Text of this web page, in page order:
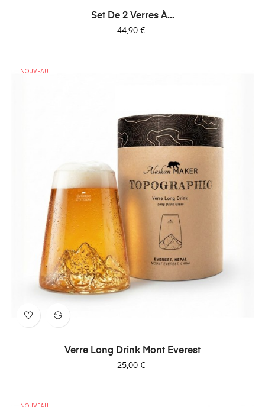
Set De 2 Verres À...
Prix
44,90 €
NOUVEAU
Verre Long Drink Mont Everest
Prix
25,00 €